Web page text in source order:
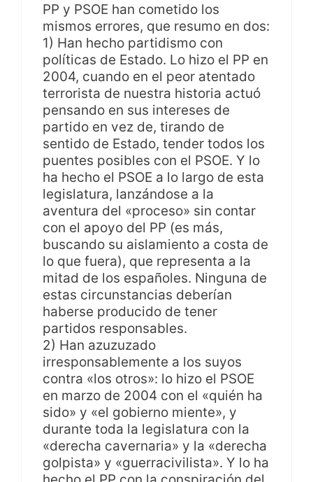
PP y PSOE han cometido los
mismos errores, que resumo en dos:
1) Han hecho partidismo con
políticas de Estado. Lo hizo el PP en
2004, cuando en el peor atentado
terrorista de nuestra historia actuó
pensando en sus intereses de
partido en vez de, tirando de
sentido de Estado, tender todos los
puentes posibles con el PSOE. Y lo
ha hecho el PSOE a lo largo de esta
legislatura, lanzándose a la
aventura del «proceso» sin contar
con el apoyo del PP (es más,
buscando su aislamiento a costa de
lo que fuera), que representa a la
mitad de los españoles. Ninguna de
estas circunstancias deberían
haberse producido de tener
partidos responsables.
2) Han azuzuzado
irresponsablemente a los suyos
contra «los otros»: lo hizo el PSOE
en marzo de 2004 con el «quién ha
sido» y «el gobierno miente», y
durante toda la legislatura con la
«derecha cavernaria» y la «derecha
golpista» y «guerracivilista». Y lo ha